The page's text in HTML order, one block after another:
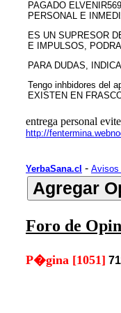
PAGADO
PERSONAL E
ES UN SUPRESOR
E IMPULSOS,
PARA DUDAS,
Tengo inhbidores del
EXISTEN EN
entrega personal
http://
YerbaSana.cl - Avisos
Foro de
P�gina [1051]